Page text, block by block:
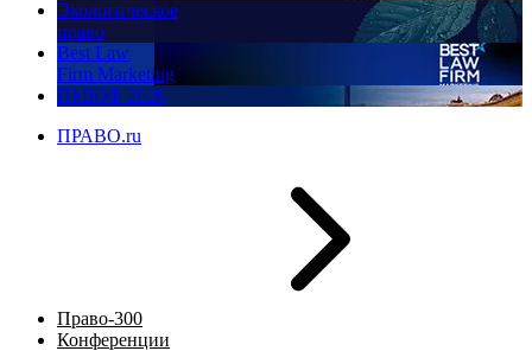
Экологическое
право
Best Law
Firm Marketing
ПМЮФ 2026
ПРАВО.ru
Право-300
Конференции